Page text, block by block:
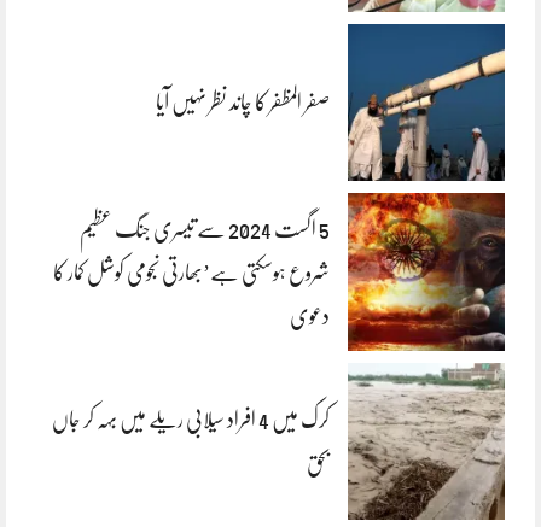
صفر المظفر کا چاند نظر نہیں آیا
5 اگست 2024 سے تیسری جنگ عظیم
شروع ہوسکتی ہے’بھارتی نجومی کوشل کمار کا
دعوی
کرک میں 4 افراد سیلابی ریلے میں بہہ کر جاں
بحق